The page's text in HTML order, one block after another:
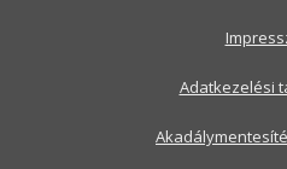
Adatkezelési